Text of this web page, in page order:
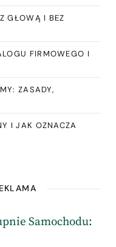
GŁOWĄ I BEZ
FIRMOWEGO I
ZASADY,
I JAK OZNACZA
Samochodu: